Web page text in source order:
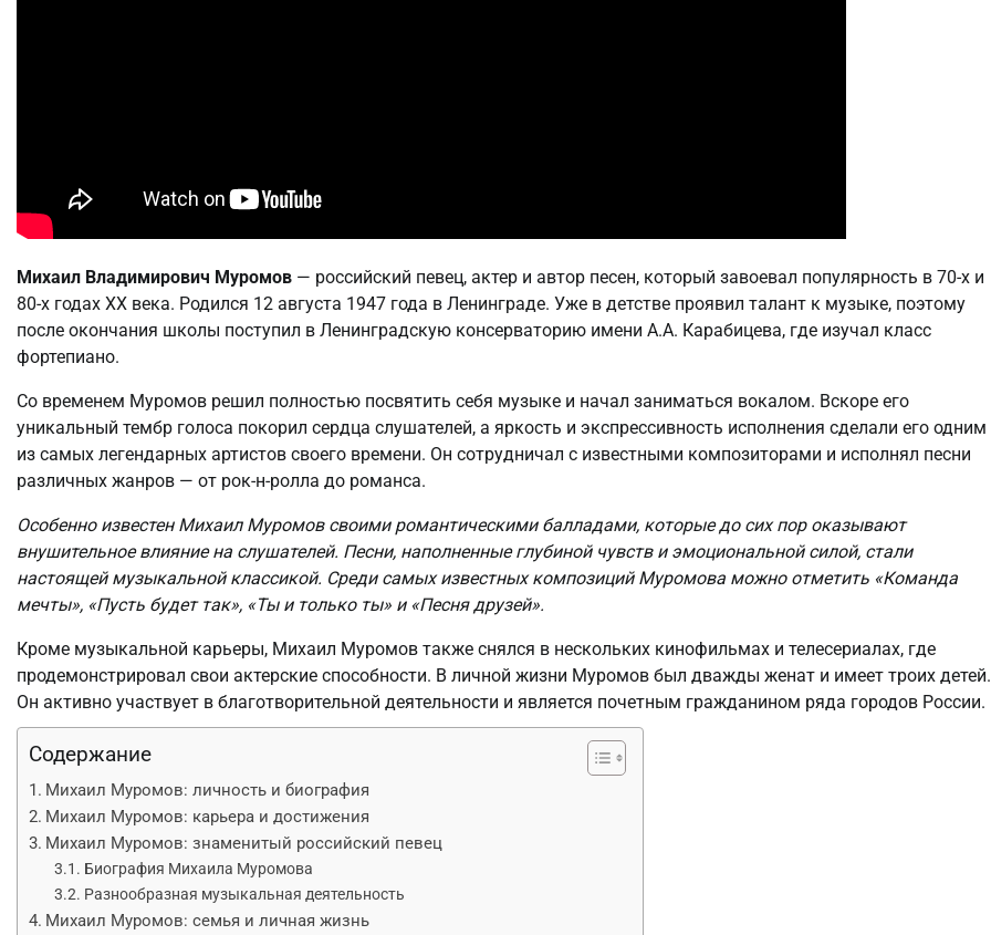
Михаил Владимирович Муромов — российский певец, актер и автор песен, который завоевал популярность в 70-х и
80-х годах XX века. Родился 12 августа 1947 года в Ленинграде. Уже в детстве проявил талант к музыке, поэтому
после окончания школы поступил в Ленинградскую консерваторию имени А.А. Карабицева, где изучал класс
фортепиано.
Со временем Муромов решил полностью посвятить себя музыке и начал заниматься вокалом. Вскоре его
уникальный тембр голоса покорил сердца слушателей, а яркость и экспрессивность исполнения сделали его одним
из самых легендарных артистов своего времени. Он сотрудничал с известными композиторами и исполнял песни
различных жанров — от рок-н-ролла до романса.
Особенно известен Михаил Муромов своими романтическими балладами, которые до сих пор оказывают
внушительное влияние на слушателей. Песни, наполненные глубиной чувств и эмоциональной силой, стали
настоящей музыкальной классикой. Среди самых известных композиций Муромова можно отметить «Команда
мечты», «Пусть будет так», «Ты и только ты» и «Песня друзей».
Кроме музыкальной карьеры, Михаил Муромов также снялся в нескольких кинофильмах и телесериалах, где
продемонстрировал свои актерские способности. В личной жизни Муромов был дважды женат и имеет троих детей.
Он активно участвует в благотворительной деятельности и является почетным гражданином ряда городов России.
Содержание
Михаил Муромов: личность и биография
Михаил Муромов: карьера и достижения
Михаил Муромов: знаменитый российский певец
Биография Михаила Муромова
Разнообразная музыкальная деятельность
Михаил Муромов: семья и личная жизнь